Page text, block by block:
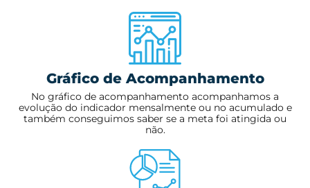
Gráfico de Acompanhamento
No gráfico de acompanhamento acompanhamos a
evolução do indicador mensalmente ou no acumulado e
também conseguimos saber se a meta foi atingida ou
não.